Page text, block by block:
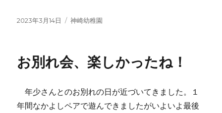
投
2023年3月14日
カ
ー
神崎幼稚園
お別れ会、楽しかったね！
年少さんとのお別れの日が近づいてきました。１
年間なかよしペアで遊んできましたがいよいよ最後